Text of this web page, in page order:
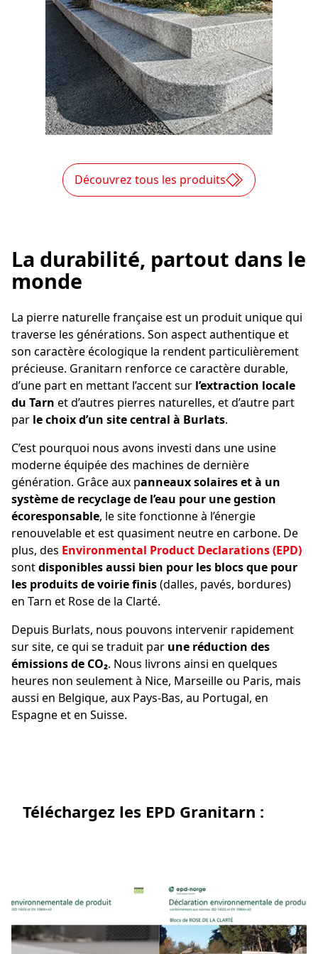
Découvrez tous les produits
La durabilité, partout dans le
monde
La pierre naturelle française est un produit unique qui
traverse les générations. Son aspect authentique et
son caractère écologique la rendent particulièrement
précieuse. Granitarn renforce ce caractère durable,
d’une part en mettant l’accent sur l’extraction locale
du Tarn et d’autres pierres naturelles, et d’autre part
par le choix d’un site central à Burlats.
C’est pourquoi nous avons investi dans une usine
moderne équipée des machines de dernière
génération. Grâce aux panneaux solaires et à un
système de recyclage de l’eau pour une gestion
écoresponsable, le site fonctionne à l’énergie
renouvelable et est quasiment neutre en carbone. De
plus, des Environmental Product Declarations (EPD)
sontdisponibles aussi bien pour les blocs que pour
les produits de voirie finis(dalles, pavés, bordures)
en Tarn et Rose de la Clarté.
Depuis Burlats, nous pouvons intervenir rapidement
sur site, ce qui se traduit par une réduction des
émissions de CO₂. Nous livrons ainsi en quelques
heures non seulement à Nice, Marseille ou Paris, mais
aussi en Belgique, aux Pays-Bas, au Portugal, en
Espagne et en Suisse.
Téléchargez les EPD Granitarn :